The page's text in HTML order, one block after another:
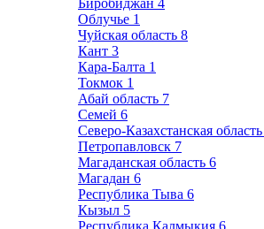
Биробиджан 4
Облучье 1
Чуйская область 8
Кант 3
Кара-Балта 1
Токмок 1
Абай область 7
Семей 6
Северо-Казахстанская область
Петропавловск 7
Магаданская область 6
Магадан 6
Республика Тыва 6
Кызыл 5
Республика Калмыкия 6